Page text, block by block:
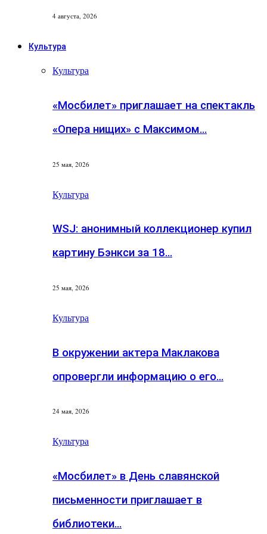
4 августа, 2026
Культура
Культура
«Мосбилет» приглашает на спектакль
«Опера нищих» с Максимом…
25 мая, 2026
Культура
WSJ: анонимный коллекционер купил
картину Бэнкси за 18…
25 мая, 2026
Культура
В окружении актера Маклакова
опровергли информацию о его…
24 мая, 2026
Культура
«Мосбилет» в День славянской
письменности приглашает в
библиотеки…